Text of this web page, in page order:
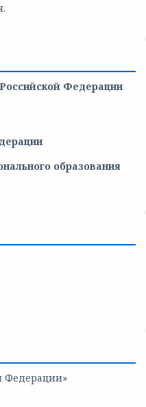
Федерации
образования
Федерации»